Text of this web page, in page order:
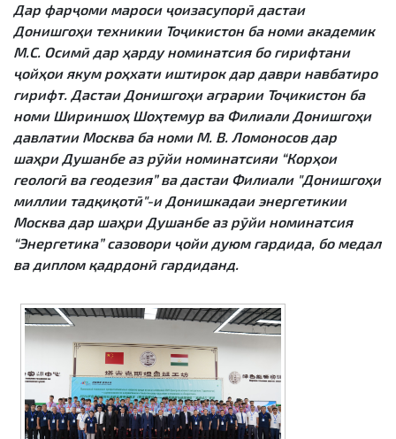
Дар фарҷоми мароси ҷоизасупорӣ дастаи
Донишгоҳи техникии Тоҷикистон ба номи академик
М.С. Осимӣ дар ҳарду номинатсия бо гирифтани
ҷойҳои якум роҳхати иштирок дар даври навбатиро
гирифт. Дастаи Донишгоҳи аграрии Тоҷикистон ба
номи Шириншоҳ Шоҳтемур ва Филиали Донишгоҳи
давлатии Москва ба номи М. В. Ломоносов дар
шаҳри Душанбе аз рӯйи номинатсияи “Корҳои
геологӣ ва геодезия” ва дастаи Филиали "Донишгоҳи
миллии тадқиқотӣ"-и Донишкадаи энергетикии
Москва дар шаҳри Душанбе аз рӯйи номинатсия
“Энергетика” сазовори ҷойи дуюм гардида, бо медал
ва диплом қадрдонӣ гардиданд.